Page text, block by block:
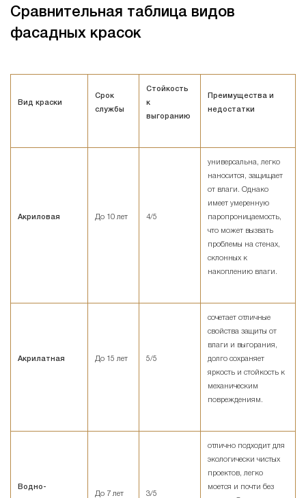
Сравнительная таблица видов
фасадных красок
Вид краски
Срок
службы
Стойкость
к
выгоранию
Преимущества и
недостатки
Акриловая До 10 лет 4/5
универсальна, легко
наносится, защищает
от влаги. Однако
имеет умеренную
паропроницаемость,
что может вызвать
проблемы на стенах,
склонных к
накоплению влаги.
Акрилатная До 15 лет 5/5
сочетает отличные
свойства защиты от
влаги и выгорания,
долго сохраняет
яркость и стойкость к
механическим
повреждениям.
Водно-
До 7 лет 3/5
отлично подходит для
экологически чистых
проектов, легко
моется и почти без